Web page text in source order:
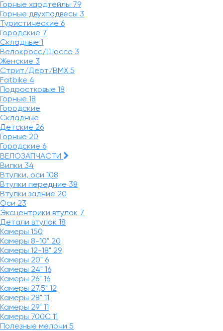
Горные хардтейлы 79
Горные двухподвесы 3
Туристические 6
Городские 7
Складные 1
Велокросс/Шоссе 3
Женские 3
Стрит/Дерт/BMX 5
Fatbike 4
Подростковые 18
Горные 18
Городские
Складные
Детские 26
Горные 20
Городские 6
ВЕЛОЗАПЧАСТИ
Вилки 34
Втулки, оси 108
Втулки передние 38
Втулки задние 20
Оси 23
Эксцентрики втулок 7
Детали втулок 18
Камеры 150
Камеры 8-10" 20
Камеры 12-18" 29
Камеры 20" 6
Камеры 24" 16
Камеры 26" 16
Камеры 27,5" 12
Камеры 28" 11
Камеры 29" 11
Камеры 700C 11
Полезные мелочи 5